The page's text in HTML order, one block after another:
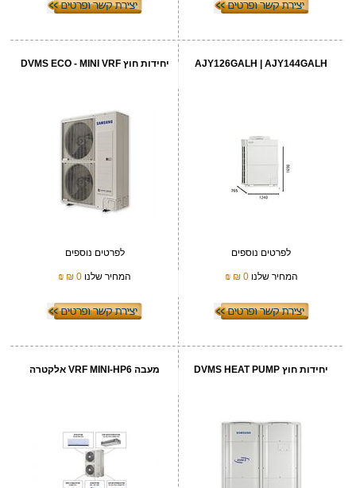
AJY126GALH | AJY144GALH
לפרטים נוספים
המחיר שלנו0 ₪
₪
יחידות חוץ DVMS ECO - MINI VRF
לפרטים נוספים
המחיר שלנו 0 ₪
₪
יחידות חוץ DVMS HEAT PUMP מעבה VRF MINI-HP6 אלקטרה